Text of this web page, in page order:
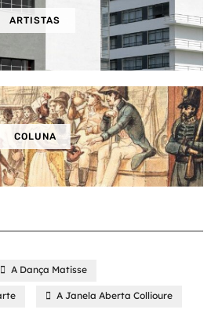
ARTISTAS
COLUNA
A Dança Matisse
A Janela Aberta Collioure